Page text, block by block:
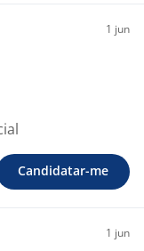
1 jun
Candidatar-me
1 jun